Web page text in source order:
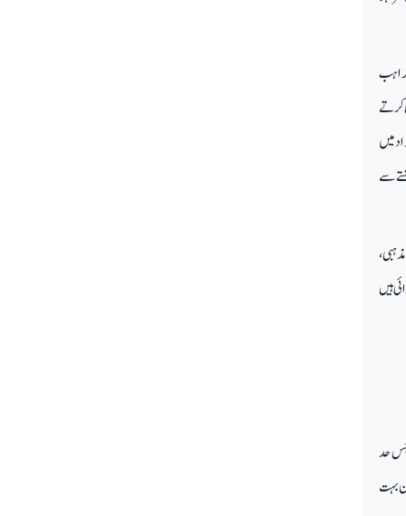
کرتے
کی تعداد میں
سے
شادیاں کروائی ہیں
جس حد
بہت